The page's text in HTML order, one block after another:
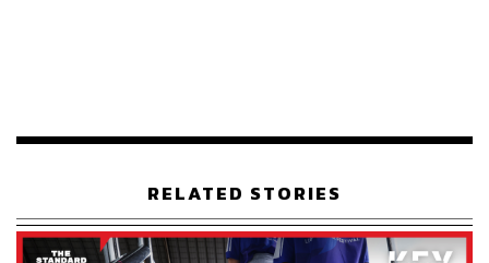
คุณอาจไม่ได้สนใจ อาจไม่ได้อยู่ในหัวของผู้คน แต่มันคือนัก
ขณะที่ Constanze ชาวเยอรมันจากเมืองดุสเซลดอร์ฟ เผยว่า
เธอเข้าร่วมการฟ้องร้องรัฐบาลครั้งนี้ เพื่อปกป้องสิทธิของลูก
RELATED STORIES